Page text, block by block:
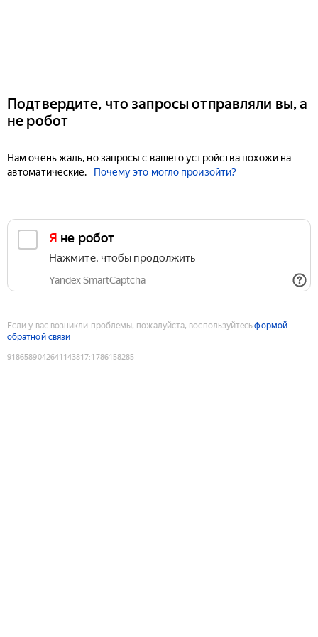
Подтвердите, что запросы отправляли вы, а
не робот
Нам очень жаль, но запросы с вашего устройства похожи на
автоматические.
Почему это могло произойти?
Я не робот
Нажмите, чтобы продолжить
Yandex SmartCaptcha
Если у вас возникли проблемы, пожалуйста, воспользуйтесьформой
обратной связи
9186589042641143817:1786158285